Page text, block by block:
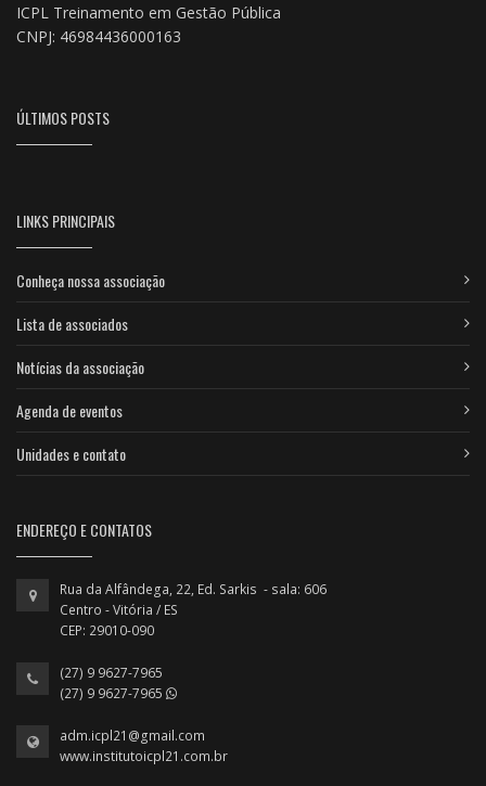
ICPL Treinamento em Gestão Pública
CNPJ: 46984436000163
ÚLTIMOS POSTS
LINKS PRINCIPAIS
Conheça nossa associação
Lista de associados
Notícias da associação
Agenda de eventos
Unidades e contato
ENDEREÇO E CONTATOS
Rua da Alfândega, 22, Ed. Sarkis - sala: 606
Centro - Vitória / ES
CEP: 29010-090
(27) 9 9627-7965
(27) 9 9627-7965
adm.icpl21@gmail.com
www.institutoicpl21.com.br